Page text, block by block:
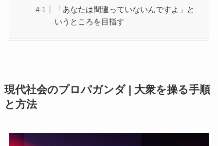
「あなたは間違っていないんですよ」と
いうところを目指す
現代社会のプロパガンダ | 大衆を操る手順
と方法